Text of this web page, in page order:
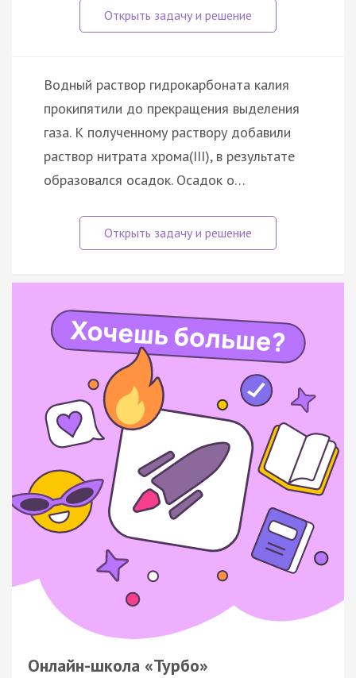
Водный раствор гидрокарбоната калия
прокипятили до прекращения выделения
газа. К полученному раствору добавили
раствор нитрата хрома(III), в результате
образовался осадок. Осадок о…
Онлайн-школа «Турбо»